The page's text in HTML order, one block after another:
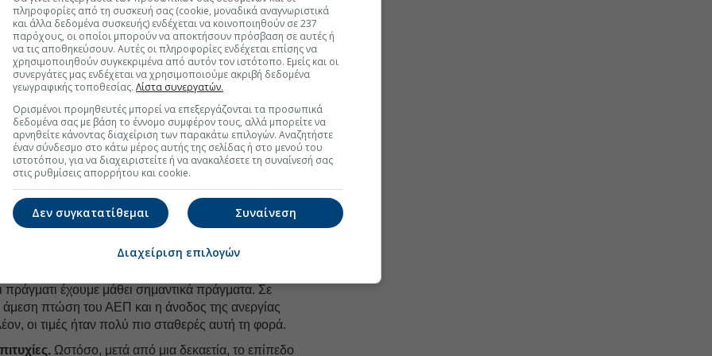
-μια ισχυρή δημοσιονομική και νομισματική
Κρίσιμη είναι επίσης και η άμεση τόνωση του
ανάμεσα στην ταχύτερη ανάκαμψη των ΗΠΑ
στην ευρωζώνη προσφέρει ισχυρή στήριξη στην
η τελευταίαέχασε πέντε χρόνιαπροτού
στο Google Discover!
εξελίξεις με την υπογραφη εγκυρότητας του Euro2day.gr
FOLLOW US
πράγματι έχουμε μάθει σημαντικά πράγματα. Σε
πτώση του ΑΕΠ και η άνοδος της ανεργίας
οι τιμές ήταν πολύ πιο σταθερές αυτή τη φορά.
Ωστόσο, μετά από μια δεκαετία, το επίπεδο
πληροφορίες από τη συσκευή σας (cookie, μοναδικά αναγνωριστικά
και άλλα δεδομένα συσκευής) ενδέχεται να κοινοποιηθούν σε 237
παρόχους, οι οποίοι μπορούν να αποκτήσουν πρόσβαση σε αυτές ή
να τις αποθηκεύσουν. Αυτές οι πληροφορίες ενδέχεται επίσης να
χρησιμοποιηθούν συγκεκριμένα από αυτόν τον ιστότοπο. Εμείς και οι
συνεργάτες μας ενδέχεται να χρησιμοποιούμε ακριβή δεδομένα
γεωγραφικής τοποθεσίας. Λίστα συνεργατών.
Ορισμένοι προμηθευτές μπορεί να επεξεργάζονται τα προσωπικά
δεδομένα σας με βάση το έννομο συμφέρον τους, αλλά μπορείτε να
αρνηθείτε κάνοντας διαχείριση των παρακάτω επιλογών. Αναζητήστε
έναν σύνδεσμο στο κάτω μέρος αυτής της σελίδας ή στο μενού του
ιστοτόπου, για να διαχειριστείτε ή να ανακαλέσετε τη συναίνεσή σας
στις ρυθμίσεις απορρήτου και cookie.
Συναίνεση
Δεν συγκατατίθεμαι
Διαχείριση επιλογών